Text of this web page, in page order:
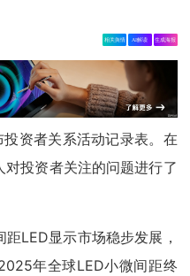
相关舆情 AI解读 生成海报
资者关系活动记录表。在
投资者关注的问题进行了
LED显示市场稳步发展，
年全球LED小微间距终